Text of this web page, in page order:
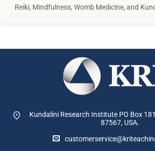
Reiki, Mindfulness, Womb Medicine, and
Kundalini Research Institute PO Box
87567, USA.